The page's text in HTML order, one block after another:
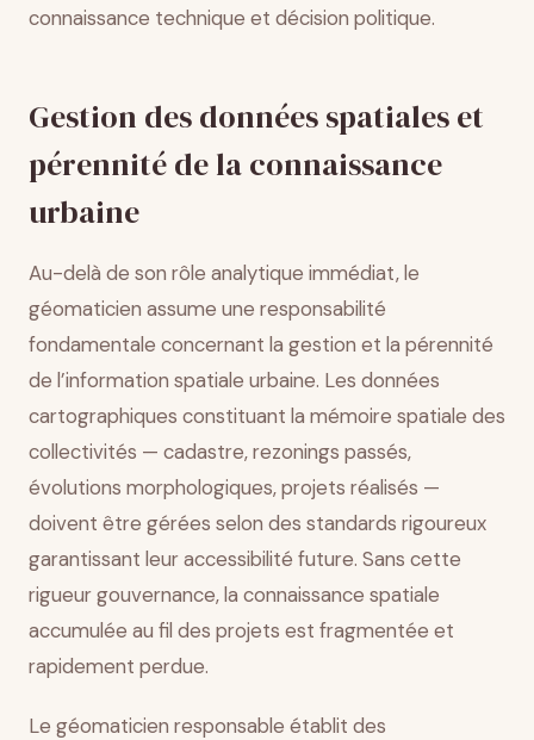
connaissance technique et décision politique.
Gestion des données spatiales et
pérennité de la connaissance
urbaine
Au-delà de son rôle analytique immédiat, le
géomaticien assume une responsabilité
fondamentale concernant la gestion et la pérennité
de l’information spatiale urbaine. Les données
cartographiques constituant la mémoire spatiale des
collectivités — cadastre, rezonings passés,
évolutions morphologiques, projets réalisés —
doivent être gérées selon des standards rigoureux
garantissant leur accessibilité future. Sans cette
rigueur gouvernance, la connaissance spatiale
accumulée au fil des projets est fragmentée et
rapidement perdue.
Le géomaticien responsable établit des